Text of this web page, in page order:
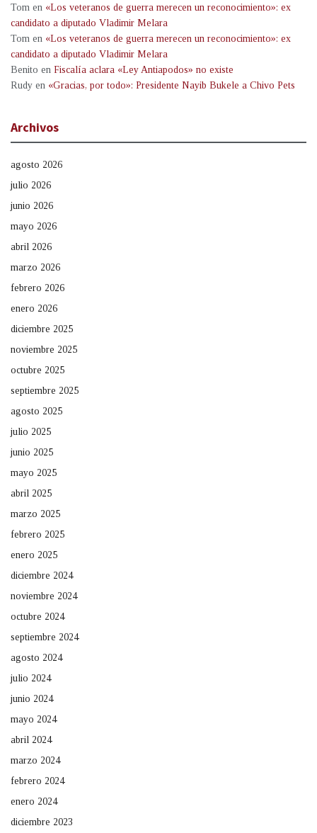
Tom en «Los veteranos de guerra merecen un reconocimiento»: ex
candidato a diputado Vladimir Melara
Tom en «Los veteranos de guerra merecen un reconocimiento»: ex
candidato a diputado Vladimir Melara
Benito en Fiscalía aclara «Ley Antiapodos» no existe
Rudy en «Gracias, por todo»: Presidente Nayib Bukele a Chivo Pets
Archivos
agosto 2026
julio 2026
junio 2026
mayo 2026
abril 2026
marzo 2026
febrero 2026
enero 2026
diciembre 2025
noviembre 2025
octubre 2025
septiembre 2025
agosto 2025
julio 2025
junio 2025
mayo 2025
abril 2025
marzo 2025
febrero 2025
enero 2025
diciembre 2024
noviembre 2024
octubre 2024
septiembre 2024
agosto 2024
julio 2024
junio 2024
mayo 2024
abril 2024
marzo 2024
febrero 2024
enero 2024
diciembre 2023